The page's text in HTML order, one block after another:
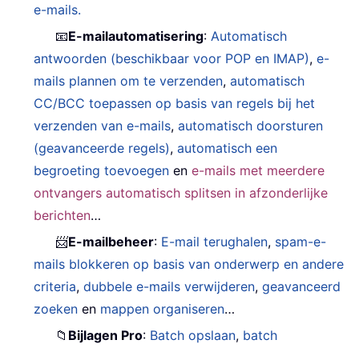
e-mails.
📧E-mailautomatisering: Automatisch
antwoorden (beschikbaar voor POP en IMAP),e-
mails plannen om te verzenden,automatisch
CC/BCC toepassen op basis van regels bij het
verzenden van e-mails,automatisch doorsturen
(geavanceerde regels),automatisch een
begroeting toevoegen ene-mails met meerdere
ontvangers automatisch splitsen in afzonderlijke
berichten…
📨E-mailbeheer: E-mail terughalen, spam-e-
mails blokkeren op basis van onderwerp en andere
criteria,dubbele e-mails verwijderen,geavanceerd
zoeken en mappen organiseren…
📁 Bijlagen Pro: Batch opslaan, batch